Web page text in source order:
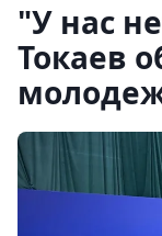
"У нас
Токаев